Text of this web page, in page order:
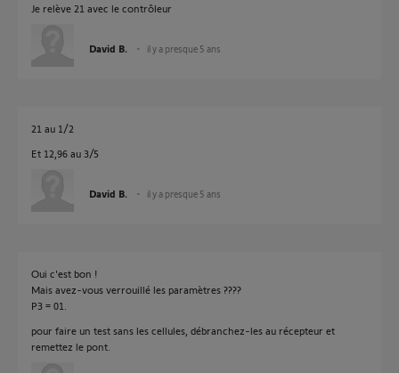
Je relève 21 avec le contrôleur
David B. il y a presque 5 ans
21 au 1/2
Et 12,96 au 3/5
David B. il y a presque 5 ans
Oui c'est bon !
Mais avez-vous verrouillé les paramètres ????
P3 = 01.
pour faire un test sans les cellules, débranchez-les au récepteur et
remettez le pont.